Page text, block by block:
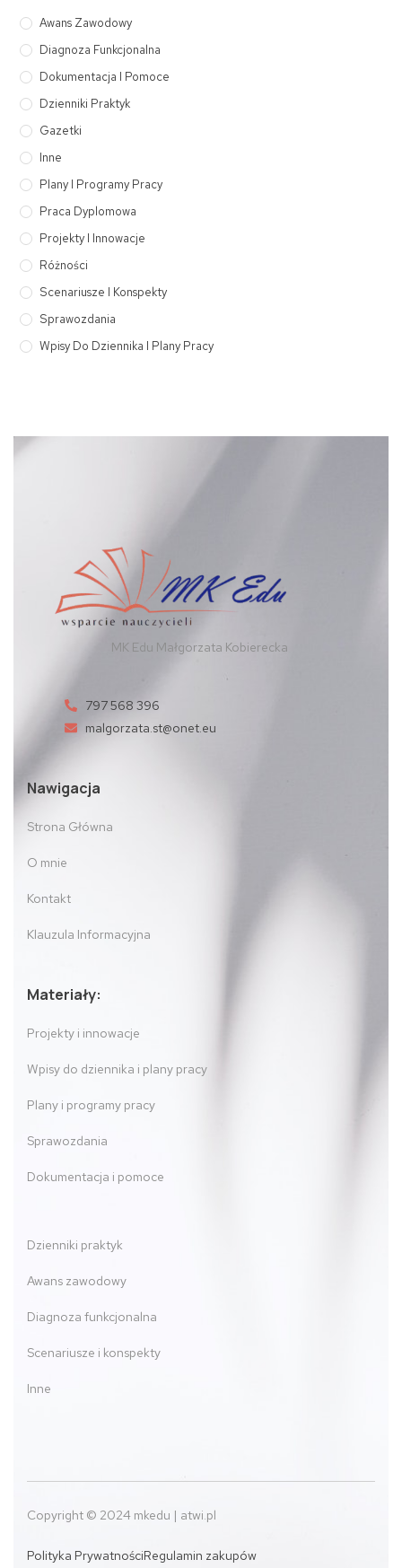
Awans Zawodowy
Diagnoza Funkcjonalna
Dokumentacja I Pomoce
Dzienniki Praktyk
Gazetki
Inne
Plany I Programy Pracy
Praca Dyplomowa
Projekty I Innowacje
Różności
Scenariusze I Konspekty
Sprawozdania
Wpisy Do Dziennika I Plany Pracy
MK Edu Małgorzata Kobierecka
797 568 396
malgorzata.st@onet.eu
Nawigacja
Strona Główna
O mnie
Kontakt
Klauzula Informacyjna
Materiały:
Projekty i innowacje
Wpisy do dziennika i plany pracy
Plany i programy pracy
Sprawozdania
Dokumentacja i pomoce
Dzienniki praktyk
Awans zawodowy
Diagnoza funkcjonalna
Scenariusze i konspekty
Inne
Copyright © 2024 mkedu | atwi.pl
Polityka PrywatnościRegulamin zakupów